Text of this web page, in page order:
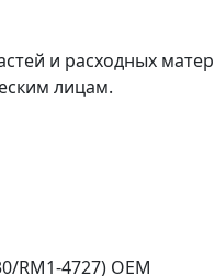
и расходных
лицам.
RM1-4727) OEM